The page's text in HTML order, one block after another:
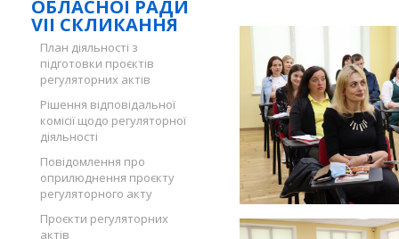
ОБЛАСНОЇ РАДИ
VII СКЛИКАННЯ
План діяльності з
підготовки проєктів
регуляторних актів
Рішення відповідальної
комісії щодо регуляторної
діяльності
Повідомлення про
оприлюднення проєкту
регуляторного акту
Проєкти регуляторних
актів